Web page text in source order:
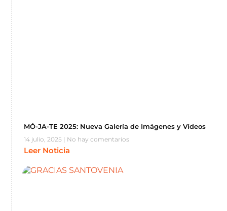
MÓ-JA-TE 2025: Nueva Galería de Imágenes y Vídeos
14 julio, 2025 No hay comentarios
Leer Noticia